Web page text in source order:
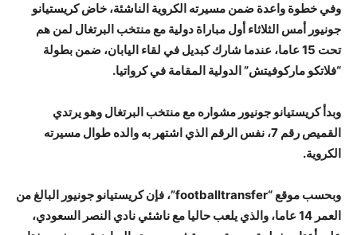
وفي خطوة واعدة ضمن مسيرته الكروية الناشئة، خاض كريستيانو
جونيور أمس الثلاثاء أول مباراة دولية مع منتخب البرتغال لمن هم
تحت 15 عاما، عندما شارك كبديل في لقاء اليابان، ضمن بطولة
“فلاتكو ماركوفيتش” الدولية المقامة في كرواتيا.
وبدأ كريستيانو جونيور مشواره مع منتخب البرتغال وهو يرتدي
القميص رقم 7، نفس الرقم الذي اشتهر به والده طوال مسيرته
الكروية.
وبحسب موقع “footballtransfer”، فإن كريستيانو جونيور البالغ من
العمر 14 عاما، والذي يلعب حاليا مع ناشئي نادي النصر السعودي،